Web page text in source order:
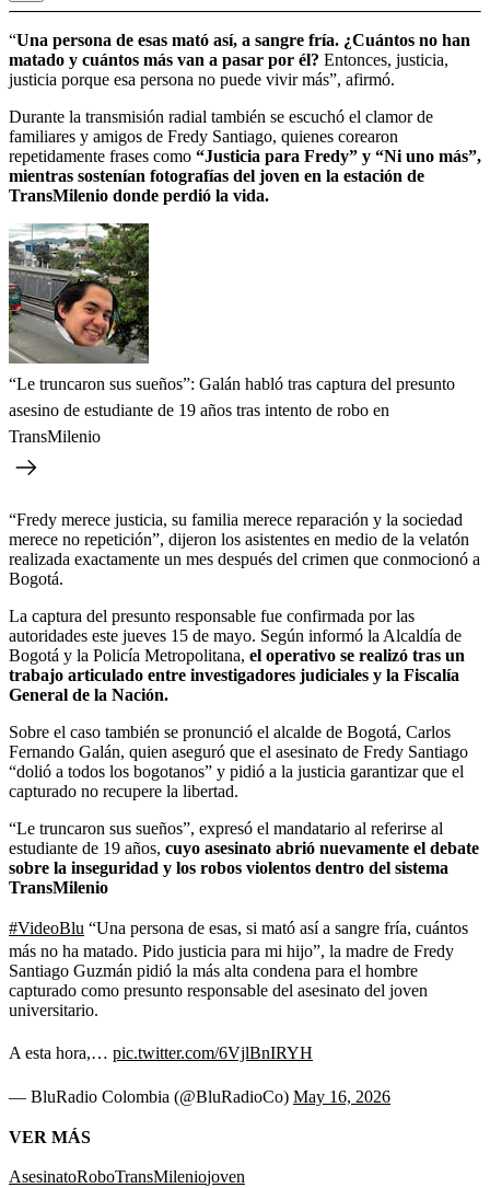
“Una persona de esas mató así, a sangre fría. ¿Cuántos no han
matado y cuántos más van a pasar por él? Entonces, justicia,
justicia porque esa persona no puede vivir más”, afirmó.
Durante la transmisión radial también se escuchó el clamor de
familiares y amigos de Fredy Santiago, quienes corearon
repetidamente frases como “Justicia para Fredy” y “Ni uno más”,
mientras sostenían fotografías del joven en la estación de
TransMilenio donde perdió la vida.
“Le truncaron sus sueños”: Galán habló tras captura del presunto
asesino de estudiante de 19 años tras intento de robo en
TransMilenio
“Fredy merece justicia, su familia merece reparación y la sociedad
merece no repetición”, dijeron los asistentes en medio de la velatón
realizada exactamente un mes después del crimen que conmocionó a
Bogotá.
La captura del presunto responsable fue confirmada por las
autoridades este jueves 15 de mayo. Según informó la Alcaldía de
Bogotá y la Policía Metropolitana, el operativo se realizó tras un
trabajo articulado entre investigadores judiciales y la Fiscalía
General de la Nación.
Sobre el caso también se pronunció el alcalde de Bogotá, Carlos
Fernando Galán, quien aseguró que el asesinato de Fredy Santiago
“dolió a todos los bogotanos” y pidió a la justicia garantizar que el
capturado no recupere la libertad.
“Le truncaron sus sueños”, expresó el mandatario al referirse al
estudiante de 19 años, cuyo asesinato abrió nuevamente el debate
sobre la inseguridad y los robos violentos dentro del sistema
TransMilenio
#VideoBlu “Una persona de esas, si mató así a sangre fría, cuántos
más no ha matado. Pido justicia para mi hijo”, la madre de Fredy
Santiago Guzmán pidió la más alta condena para el hombre
capturado como presunto responsable del asesinato del joven
universitario.
A esta hora,… pic.twitter.com/6VjlBnIRYH
— BluRadio Colombia (@BluRadioCo) May 16, 2026
VER MÁS
AsesinatoRoboTransMileniojoven